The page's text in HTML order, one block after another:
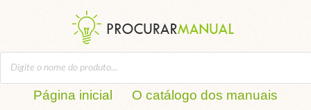
Página inicial
O catálogo dos manuais